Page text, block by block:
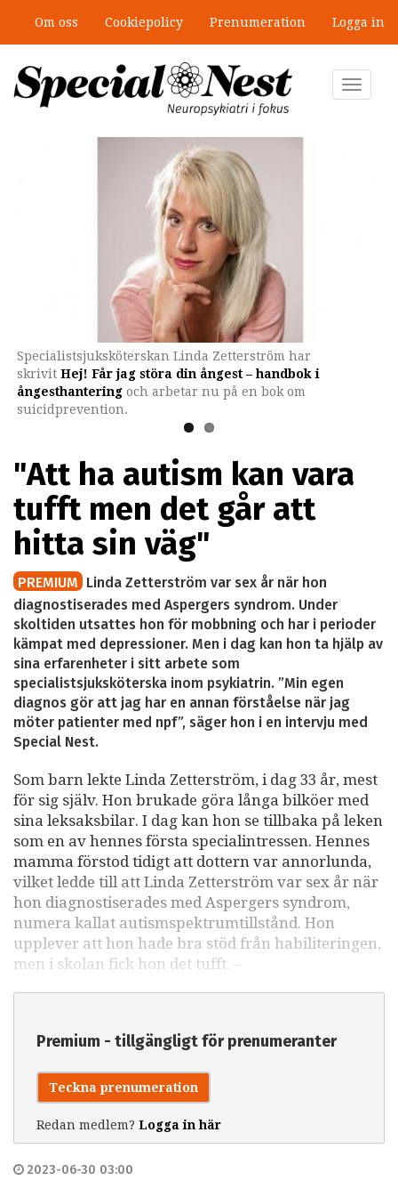
huvudinnehåll
Om oss Cookiepolicy Prenumeration Logga in
Toggle
Specialistsjuksköterskan Linda Zetterström har
skrivit Hej! Får jag störa din ångest – handbok i
ångesthantering och arbetar nu på en bok om
suicidprevention.
Linda Zetterströms bok innehåller inte bara fakta om
ångest utan också många handfasta tips för alla som
möter ångest i sin vardag.
"Att ha autism kan vara
tufft men det går att
hitta sin väg"
PREMIUM Linda Zetterström var sex år när hon
diagnostiserades med Aspergers syndrom. Under
skoltiden utsattes hon för mobbning och har i perioder
kämpat med depressioner. Men i dag kan hon ta hjälp av
sina erfarenheter i sitt arbete som
specialistsjuksköterska inom psykiatrin. ”Min egen
diagnos gör att jag har en annan förståelse när jag
möter patienter med npf”, säger hon i en intervju med
Special Nest.
Som barn lekte Linda Zetterström, i dag 33 år, mest
för sig själv. Hon brukade göra långa bilköer med
sina leksaksbilar. I dag kan hon se tillbaka på leken
som en av hennes första specialintressen. Hennes
mamma förstod tidigt att dottern var annorlunda,
vilket ledde till att Linda Zetterström var sex år när
hon diagnostiserades med Aspergers syndrom,
numera kallat autismspektrumtillstånd. Hon
upplever att hon hade bra stöd från habiliteringen,
men i skolan fick hon det tufft. –
Premium - tillgängligt för prenumeranter
Teckna prenumeration
Redan medlem? Logga in här
2023-06-30 03:00
”Jobbet gick bra – just därför togs
stödet bort”